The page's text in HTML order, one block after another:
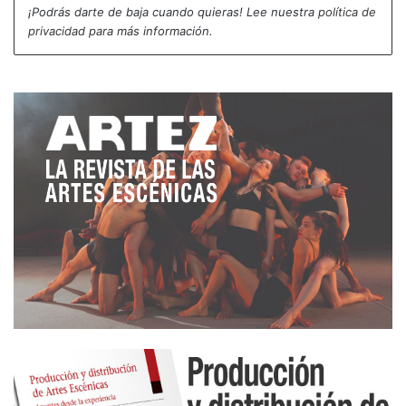
genera consternación porque considero el teatro un
ser humano y de intenciones completamente
humanistas. Lo que, por supuesto, no significa que
sea la única visión posible y mucho menos la
verdadera. En cambio. La publicidad, el mercadeo
y el capitalismo van en contravía.
Quizá lo que se encuentra de fondo en mi reflexión
es la inquietud respecto a cómo generar
estrategias de difusión para aquellos proyectos
teatrales que se encuentran por fuera de la lógica
de la publicidad, del mercadeo y de la ferocidad de
un sistema capitalista que insiste en definirnos
como consumidores en vez de personas. ¿Qué
podemos inventarnos y como liberarnos de esa
¡Podrás darte de baja cuando quieras! Lee nuestra política de
privacidad para más información.